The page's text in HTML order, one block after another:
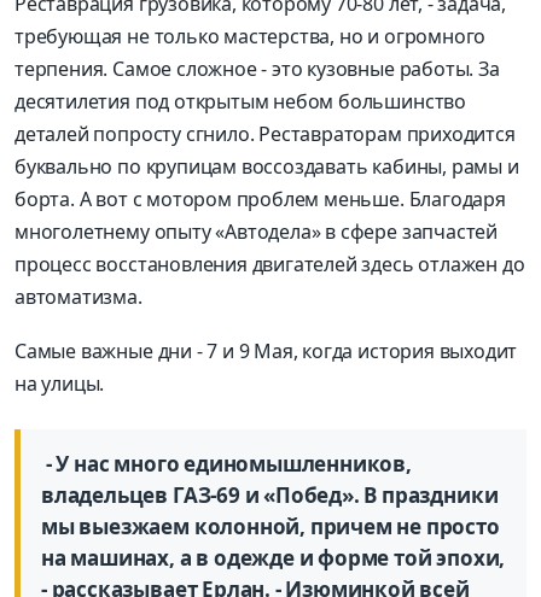
требующая не только мастерства, но и огромного
терпения. Самое сложное - это кузовные работы. За
десятилетия под открытым небом большинство
деталей попросту сгнило. Реставраторам приходится
буквально по крупицам воссоздавать кабины, рамы и
борта. А вот с мотором проблем меньше. Благодаря
многолетнему опыту «Автодела» в сфере запчастей
процесс восстановления двигателей здесь отлажен до
автоматизма.
Самые важные дни - 7 и 9 Мая, когда история выходит
на улицы.
- У нас много единомышленников,
владельцев ГАЗ-69 и «Побед». В праздники
мы выезжаем колонной, причем не просто
на машинах, а в одежде и форме той эпохи,
- рассказывает Ерлан. - Изюминкой всей